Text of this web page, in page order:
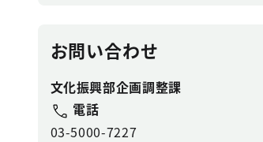
お問い合わせ
文化振興部企画調整課
電話
03-5000-7227